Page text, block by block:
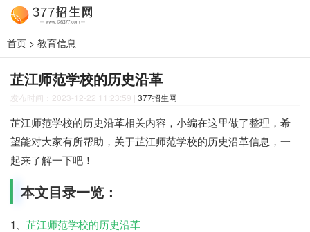
首页 > 教育信息
芷江师范学校的历史沿革
发布时间：2023-12-22 11:23:59 | 377招生网
芷江师范学校的历史沿革相关内容，小编在这里做了整理，希
望能对大家有所帮助，关于芷江师范学校的历史沿革信息，一
起来了解一下吧！
本文目录一览：
1、 芷江师范学校的历史沿革